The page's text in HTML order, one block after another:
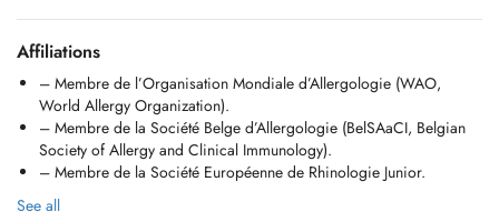
BANCONTACT SUR PLACE.
Médecin Accrédité INAMI, Déconventionné
Idéalement situé :
- A 20m de la gare d'Esneux. Parking aisé.
- Ligne de train 43 venant de Liège Guillemins.
- Lignes de bus 377, 93, 142 à proximité.
Affiliations
– Membre de l’Organisation Mondiale d’Allergologie (WAO,
World Allergy Organization).
– Membre de la Société Belge d’Allergologie (BelSAaCI, Belgian
Society of Allergy and Clinical Immunology).
– Membre de la Société Européenne de Rhinologie Junior.
See all